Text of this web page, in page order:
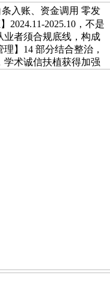
入账、资金调用 零发
2024.11-2025.10，不是
业者须合规底线，构成
】14 部分结合整治，
术诚信扶植获得加强